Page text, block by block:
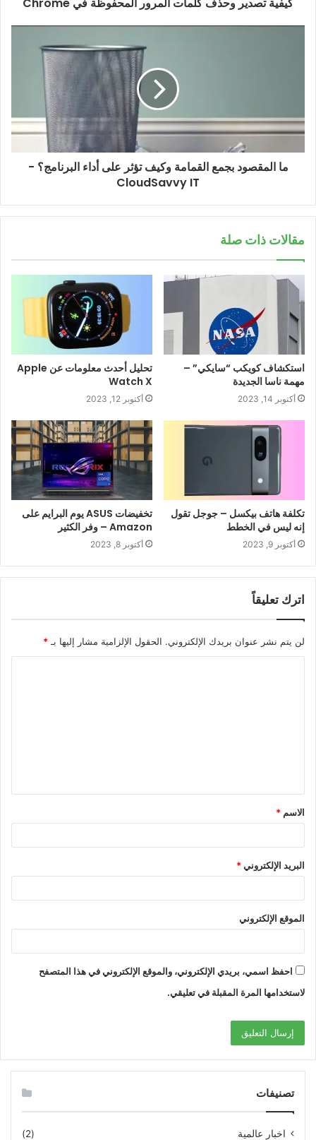
ما المقصود بجمع القمامة وكيف تؤثر على أداء البرنامج؟ -
CloudSavvy IT
مقالات ذات صلة
استكشاف كويكب “سايكي” –
مهمة ناسا الجديدة
أكتوبر 14, 2023
تحليل أحدث معلومات عن Apple
Watch X
أكتوبر 12, 2023
تكلفة هاتف بيكسل – جوجل تقول
إنه ليس في الخطط
أكتوبر 9, 2023
تخفيضات ASUS يوم البرايم على
Amazon – وفر الكثير
أكتوبر 8, 2023
اترك تعليقاً
لن يتم نشر عنوان بريدك الإلكتروني. الحقول الإلزامية مشار إليها بـ *
الاسم *
البريد الإلكتروني*
الموقع الإلكتروني
احفظ اسمي، بريدي الإلكتروني، والموقع الإلكتروني في هذا المتصفح
لاستخدامها المرة المقبلة في تعليقي.
تصنيفات
اخبار عالمية
(2)